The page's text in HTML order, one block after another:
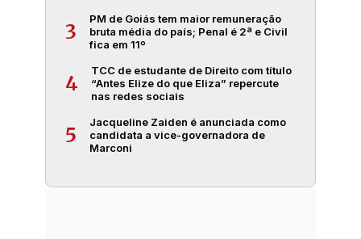
3
PM de Goiás tem maior remuneração
bruta média do país; Penal é 2ª e Civil
fica em 11º
4
TCC de estudante de Direito com título
“Antes Elize do que Eliza” repercute
nas redes sociais
5
Jacqueline Zaiden é anunciada como
candidata a vice-governadora de
Marconi